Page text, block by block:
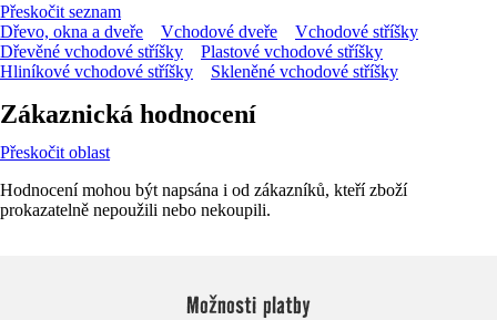
Přeskočit seznam
Dřevo, okna a dveře
Vchodové dveře
Vchodové stříšky
Dřevěné vchodové stříšky
Plastové vchodové stříšky
Hliníkové vchodové stříšky
Skleněné vchodové stříšky
Zákaznická hodnocení
Přeskočit oblast
Hodnocení mohou být napsána i od zákazníků, kteří zboží
prokazatelně nepoužili nebo nekoupili.
Možnosti platby